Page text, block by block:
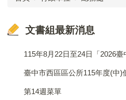
工作執掌
法令規章
表單下載
文書組
文書組最新消息
115年8月22日至24日「2026臺中石
臺中市西區區公所115年度(中)低收入
第14週菜單